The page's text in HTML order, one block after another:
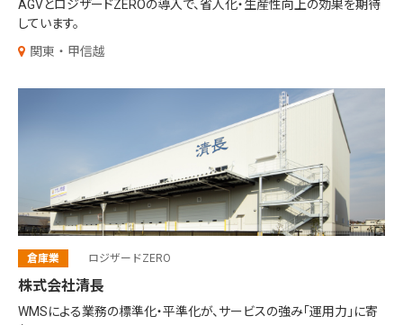
AGVとロジザードZEROの導入で、 省人化・生産性向上の効果を期待
しています。
関東・甲信越
倉庫業 ロジザードZERO
株式会社清長
WMSによる業務の標準化・平準化が、 サービスの強み「運用力」に寄